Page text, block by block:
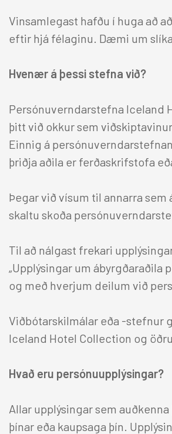
Vinsamlegast hafðu í huga að
eftir hjá félaginu. Dæmi um
Hvenær á þessi stefna við?
Persónuverndarstefna Iceland
þitt við okkur sem
Einnig á
þriðja aðila er ferðaskrifstofa
Þegar við vísum til annarra sem
skaltu skoða
Til að nálgast frekari
„Upplýsingar um ábyrgðaraðila
og með hverjum deilum við
Viðbótarskilmálar eða -stefnur
Iceland Hotel Collection og
Hvað eru persónuupplýsingar?
Allar upplýsingar sem
þínar eða kaupsaga þín.